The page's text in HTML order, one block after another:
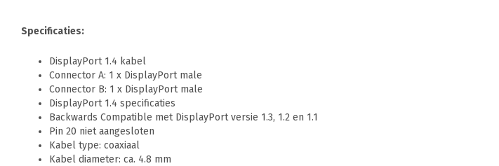
Specificaties:
DisplayPort 1.4 kabel
Connector A: 1 x DisplayPort male
Connector B: 1 x DisplayPort male
DisplayPort 1.4 specificaties
Backwards Compatible met DisplayPort versie 1.3, 1.2 en 1.1
Pin 20 niet aangesloten
Kabel type: coaxiaal
Kabel diameter: ca. 4.8 mm